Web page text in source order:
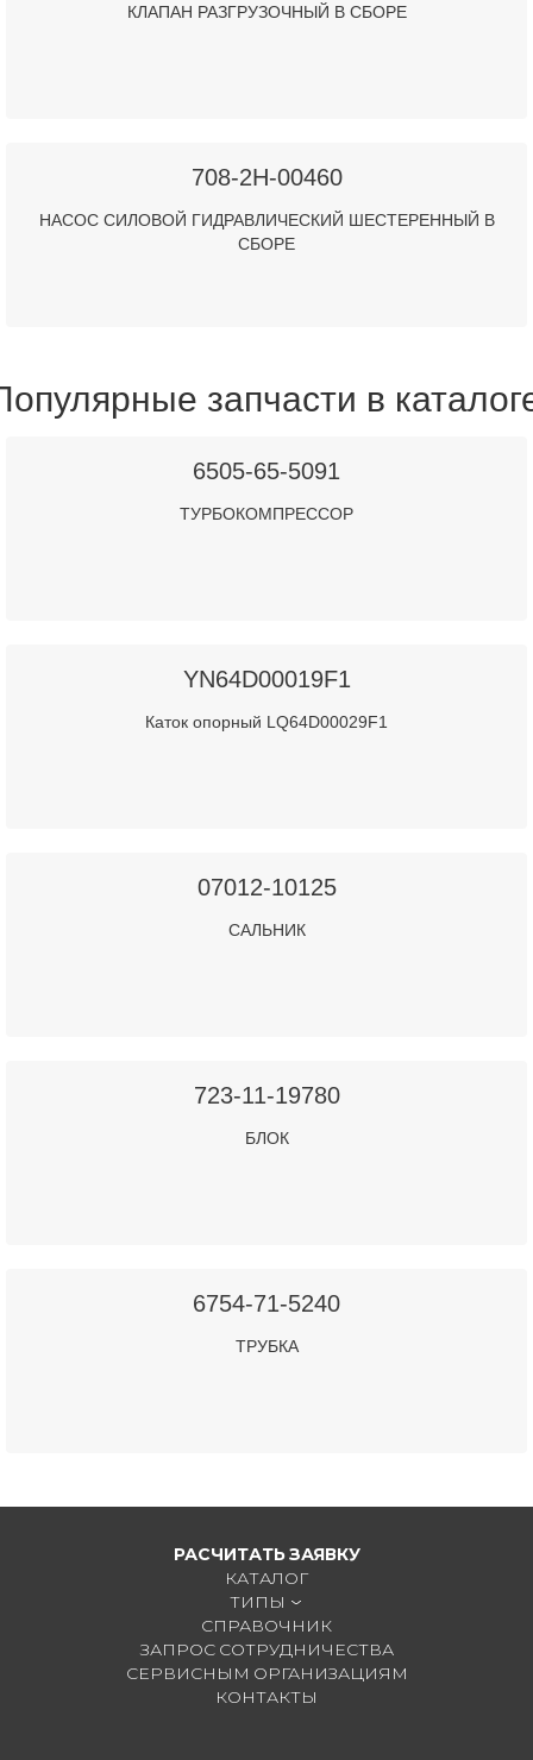
КЛАПАН РАЗГРУЗОЧНЫЙ В СБОРЕ
708-2H-00460
НАСОС СИЛОВОЙ ГИДРАВЛИЧЕСКИЙ ШЕСТЕРЕННЫЙ В
СБОРЕ
запчасти в
6505-65-5091
ТУРБОКОМПРЕССОР
YN64D00019F1
Каток опорный LQ64D00029F1
07012-10125
САЛЬНИК
723-11-19780
БЛОК
6754-71-5240
ТРУБКА
РАСЧИТАТЬ ЗАЯВКУ
КАТАЛОГ
ТИПЫ
СПРАВОЧНИК
ЗАПРОС СОТРУДНИЧЕСТВА
СЕРВИСНЫМ ОРГАНИЗАЦИЯМ
КОНТАКТЫ